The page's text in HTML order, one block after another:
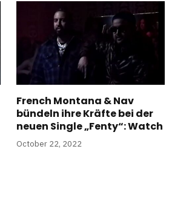
French Montana & Nav
bündeln ihre Kräfte bei der
neuen Single „Fenty“: Watch
October 22, 2022